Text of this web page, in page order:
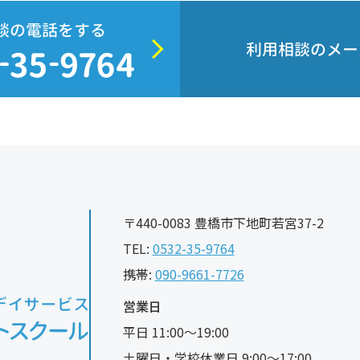
の電話をする
利用相談のメ
〒440-0083 豊橋市下地町若宮37-2
TEL: 0532-35-9764
携帯: 090-9661-7726
営業日
平日 11:00〜19:00